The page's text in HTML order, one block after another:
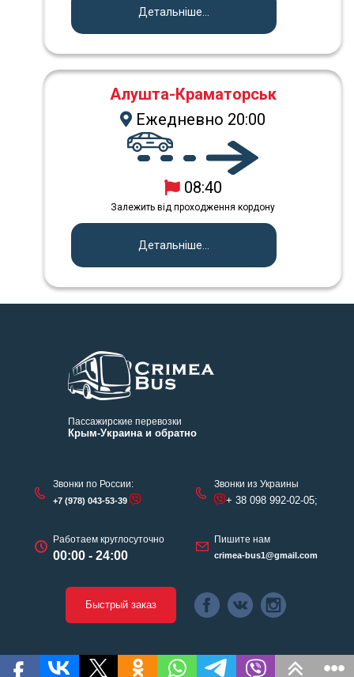
Детальніше...
Алушта-Краматорськ
Ежедневно 20:00
08:40
Залежить від проходження кордону
Детальніше...
Пассажирские перевозки
Крым-Украина и обратно
Звонки по России:
+7 (978) 043-53-39
Работаем круглосуточно
00:00 - 24:00
Звонки из Украины
+ 38 098 992-02-05;
Пишите нам
crimea-bus1@gmail.com
Быстрый заказ